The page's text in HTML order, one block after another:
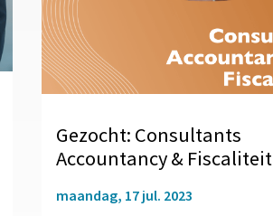
Gezocht: Consultants
Accountancy & Fiscaliteit
maandag, 17 jul. 2023